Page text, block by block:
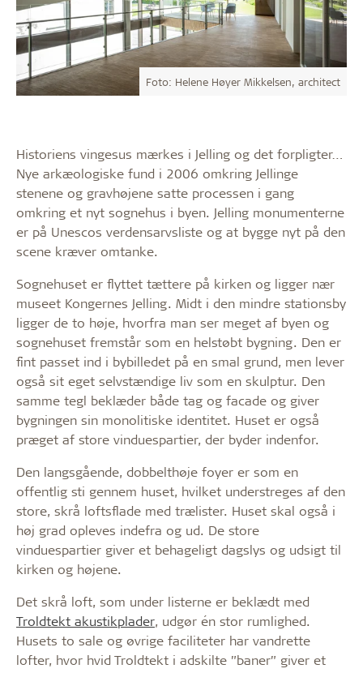
Foto: Helene Høyer Mikkelsen, architect
Historiens vingesus mærkes i Jelling og det forpligter…
Nye arkæologiske fund i 2006 omkring Jellinge
stenene og gravhøjene satte processen i gang
omkring et nyt sognehus i byen. Jelling monumenterne
er på Unescos verdensarvsliste og at bygge nyt på den
scene kræver omtanke.
Sognehuset er flyttet tættere på kirken og ligger nær
museet Kongernes Jelling. Midt i den mindre stationsby
ligger de to høje, hvorfra man ser meget af byen og
sognehuset fremstår som en helstøbt bygning. Den er
fint passet ind i bybilledet på en smal grund, men lever
også sit eget selvstændige liv som en skulptur. Den
samme tegl beklæder både tag og facade og giver
bygningen sin monolitiske identitet. Huset er også
præget af store vinduespartier, der byder indenfor.
Den langsgående, dobbelthøje foyer er som en
offentlig sti gennem huset, hvilket understreges af den
store, skrå loftsflade med trælister. Huset skal også i
høj grad opleves indefra og ud. De store
vinduespartier giver et behageligt dagslys og udsigt til
kirken og højene.
Det skrå loft, som under listerne er beklædt med
Troldtekt akustikplader, udgør én stor rumlighed.
Husets to sale og øvrige faciliteter har vandrette
lofter, hvor hvid Troldtekt i adskilte ”baner” giver et